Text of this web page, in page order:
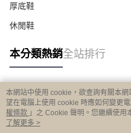
厚底鞋
休閒鞋
本分類熱銷全站排行
熱門標籤
本網站中使用 cookie，欲查詢有關本
望在電腦上使用 cookie 時應如何變更
權條款 」之 Cookie 聲明。您繼續使用
用條款之 Cookie 聲明使用 cookie。
了解更多 >